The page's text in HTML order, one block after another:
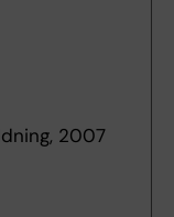
2007